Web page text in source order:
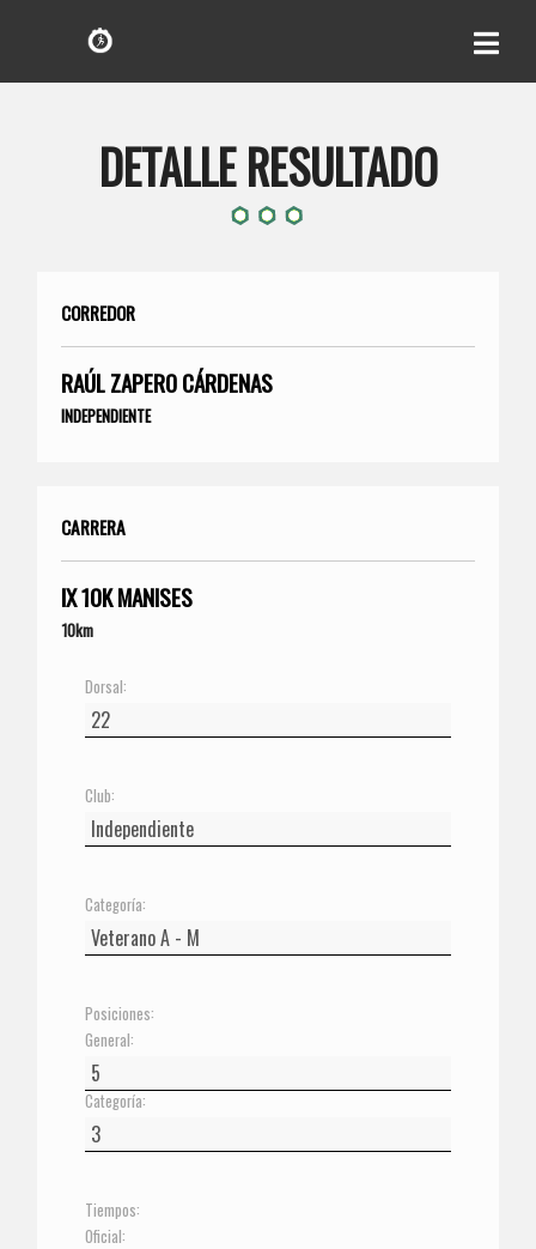
DETALLE RESULTADO
CORREDOR
RAÚL ZAPERO CÁRDENAS
INDEPENDIENTE
CARRERA
IX 10K MANISES
10km
Dorsal:
Club:
Categoría:
Posiciones:
General:
Categoría:
Tiempos:
Oficial: